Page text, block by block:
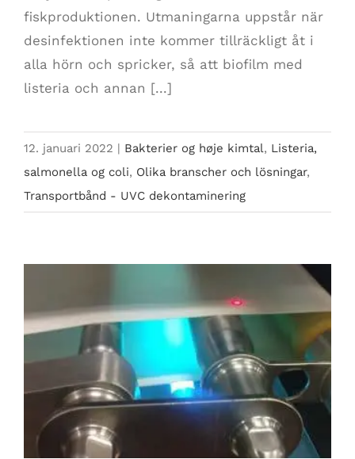
fiskproduktionen. Utmaningarna uppstår när
desinfektionen inte kommer tillräckligt åt i
alla hörn och spricker, så att biofilm med
listeria och annan [...]
12. januari 2022 | Bakterier og høje kimtal, Listeria,
salmonella og coli, Olika branscher och lösningar,
Transportbånd - UVC dekontaminering
Høje kimtal i område med stor aktivitet